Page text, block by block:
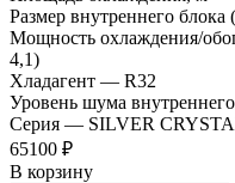
Размер внутреннего
Мощность охлаждения/
4,1)
Хладагент — R32
Уровень шума
Серия — SILVER
65100 ₽
В корзину